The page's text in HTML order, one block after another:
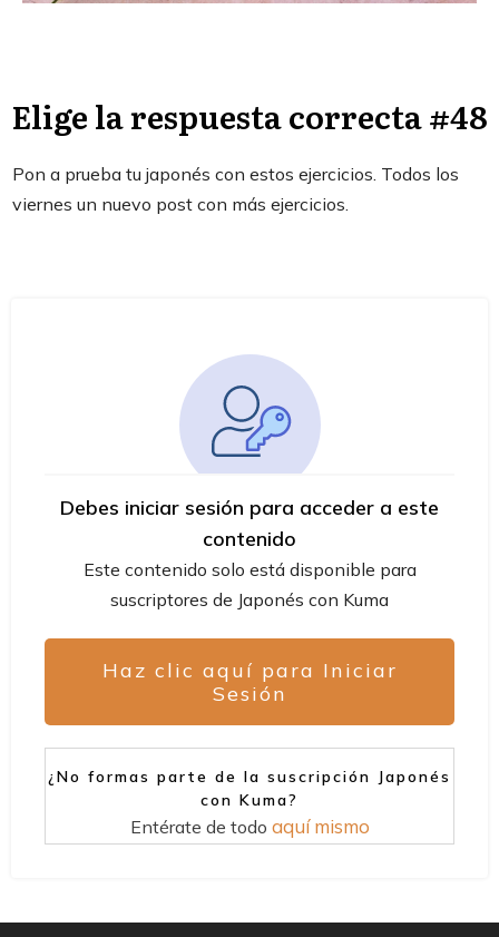
Elige la respuesta correcta #48
Pon a prueba tu japonés con estos ejercicios. Todos los
viernes un nuevo post con más ejercicios.
Debes iniciar sesión para acceder a este
contenido
Este contenido solo está disponible para
suscriptores de Japonés con Kuma
Haz clic aquí para Iniciar
Sesión
¿No formas parte de la suscripción Japonés
con Kuma?
Entérate de todo aquí mismo